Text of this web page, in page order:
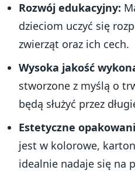
Rozwój edukacyjny:
dzieciom uczyć się
zwierząt oraz ich cech.
Wysoka jakość
stworzone z myślą o
będą służyć przez
Estetyczne
jest w kolorowe,
idealnie nadaje się na